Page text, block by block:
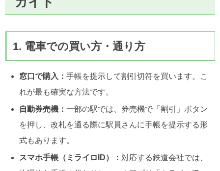
1. 電車での買い方・通り方
窓口で購入：手帳を提示して割引切符を買います。こ
れが最も確実な方法です。
自動券売機：一部の駅では、券売機で「割引」ボタン
を押し、改札を通る際に駅員さんに手帳を提示する形
式もあります。
スマホ手帳（ミライロID）： 対応する鉄道会社では、